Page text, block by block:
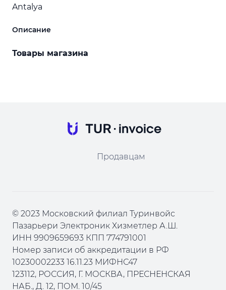
Antalya
Описание
Товары магазина
Продавцам
© 2023 Московский филиал Туринвойс
Пазарьери Электроник Хизметлер А.Ш.
ИНН 9909659693 КПП 774791001
Номер записи об аккредитации в РФ
10230002233 16.11.23 МИФНС47
123112, РОССИЯ, Г. МОСКВА, ПРЕСНЕНСКАЯ
НАБ., Д. 12, ПОМ. 10/45